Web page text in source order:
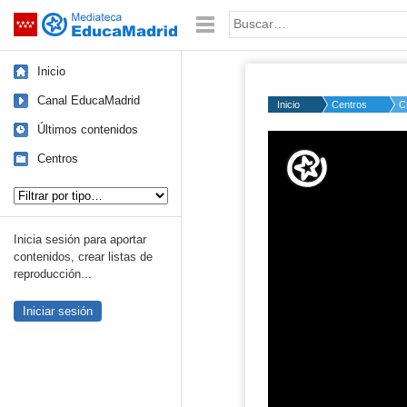
Saltar navegación Palabra o frase:
Inicio
Canal EducaMadrid
Últimos contenidos
Centros
Inicia sesión para aportar
contenidos, crear listas de
reproducción...
Iniciar sesión
Inicio Centros
50%